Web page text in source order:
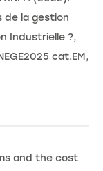
de la gestion
Industrielle ?,
cat.EM,
and the cost